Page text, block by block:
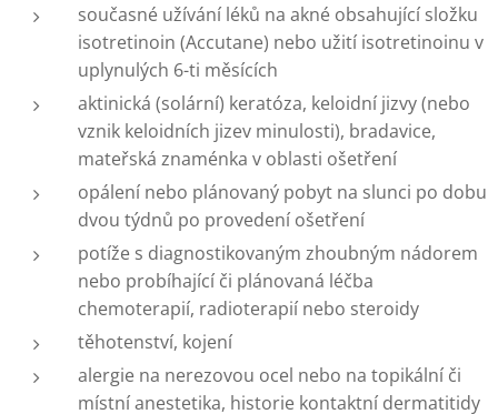
současné užívání léků na akné obsahující složku
isotretinoin (Accutane) nebo užití isotretinoinu v
uplynulých 6-ti měsících
aktinická (solární) keratóza, keloidní jizvy (nebo
vznik keloidních jizev minulosti), bradavice,
mateřská znaménka v oblasti ošetření
opálení nebo plánovaný pobyt na slunci po dobu
dvou týdnů po provedení ošetření
potíže s diagnostikovaným zhoubným nádorem
nebo probíhající či plánovaná léčba
chemoterapií, radioterapií nebo steroidy
těhotenství, kojení
alergie na nerezovou ocel nebo na topikální či
místní anestetika, historie kontaktní dermatitidy